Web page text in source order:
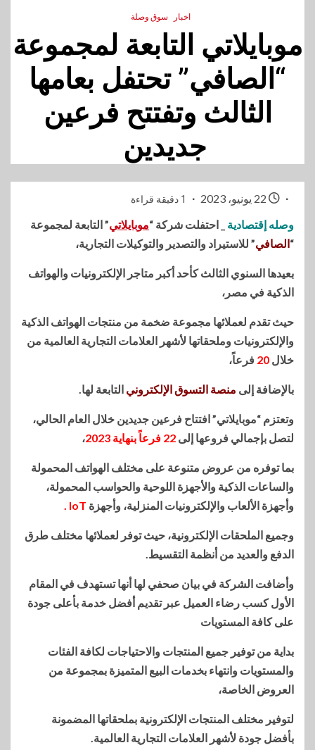
اخبار سوق وصلة
موبايلاتي التابعة لمجموعة
“الصافي” تحتفل بعامها
الثالث وتفتتح فرعين
جديدين
1 دقيقة قراءة
وصله إقتصادية _ احتفلت شركة “موبايلاتي” التابعة لمجموعة
“الصافي” للاستيراد والتصدير والتوكيلات التجارية،
بعيدها السنوي الثالث كأحد أكبر متاجر الإلكترونيات والهواتف
الذكية في مصر،
حيث تقدم لعملائها مجموعة ضخمة من منتجات الهواتف الذكية
والإلكترونيات وملحقاتها لأشهر العلامات التجارية العالمية من
خلال 20 فرعاً،
بالإضافة إلى منصة التسوق الإلكتروني التابعة لها.
وتعتزم “موبايلاتي” افتتاح فرعين جديدين خلال العام الحالي،
لتصل بإجمالي فروعها إلى 22 فرعاً بنهاية 2023 ،
بما توفره من عروض متنوعة على مختلف الهواتف المحمولة
والساعات الذكية والأجهزة اللوحية والحواسب المحمولة،
وأجهزة الألعاب والإلكترونيات المنزلية، وأجهزة IoT .
وجميع الملحقات الإلكترونية، حيث توفر لعملائها مختلف طرق
الدفع والعديد من أنظمة التقسيط.
وأضافت الشركة في بيان صحفي لها أنها تستهدف في المقام
الأول كسب رضاء العميل عبر تقديم أفضل خدمة بأعلى جودة
على كافة المستويات
بداية من توفير جميع المنتجات والاحتياجات لكافة الفئات
والمستويات وانتهاء بخدمات البيع المتميزة بمجموعة من
العروض الخاصة،
لتوفير مختلف المنتجات الإلكترونية بملحقاتها المضمونة
بأفضل جودة لأشهر العلامات التجارية العالمية.